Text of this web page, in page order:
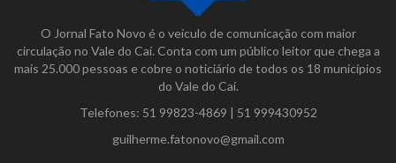
O Jornal Fato Novo é o veículo de comunicação com maior
circulação no Vale do Caí. Conta com um público leitor que chega a
mais 25.000 pessoas e cobre o noticiário de todos os 18 municípios
do Vale do Caí.
Telefones: 51 99823-4869 | 51 999430952
guilherme.fatonovo@gmail.com